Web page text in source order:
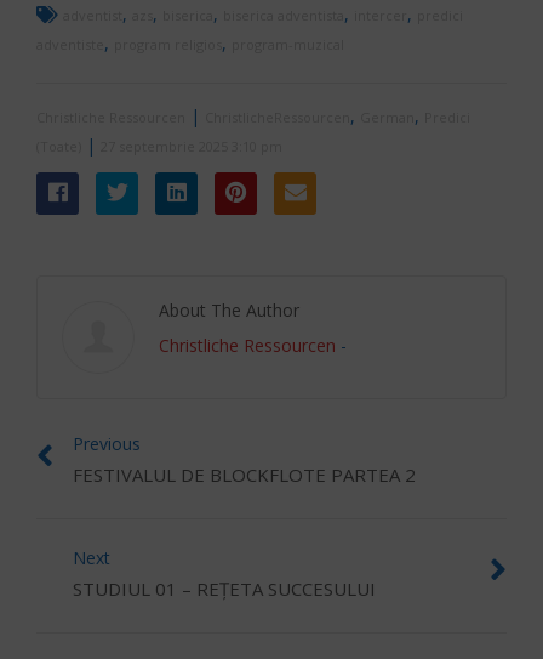
, , , , ,
, ,
| , ,
|
About The Author
Christliche Ressourcen -
Previous
FESTIVALUL DE BLOCKFLOTE PARTEA 2
Next
STUDIUL 01 – REȚETA SUCCESULUI